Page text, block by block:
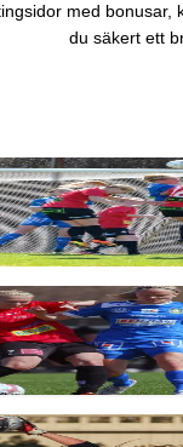
med
du säkert ett